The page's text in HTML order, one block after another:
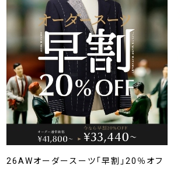
26AWオーダースーツ「早割」20％オフ